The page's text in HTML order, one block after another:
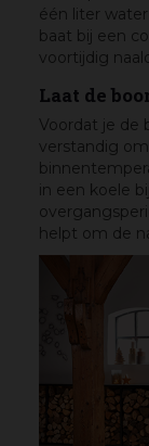
één liter
baat bij een
voortijdig
Laat de
Voordat je de
verstandig
in een koele
helpt om de